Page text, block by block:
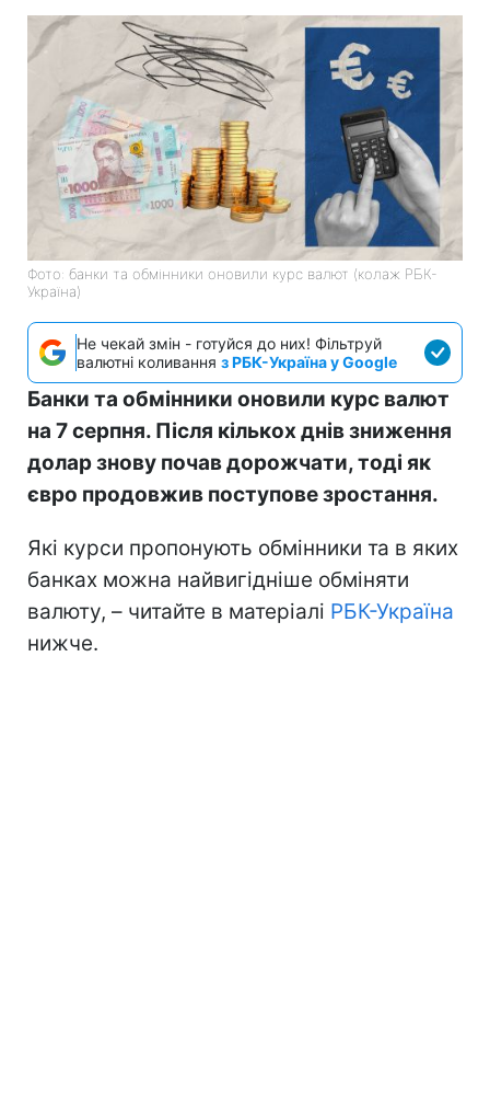
Фото: банки та обмінники оновили курс валют (колаж РБК-
Україна)
Не чекай змін - готуйся до них! Фільтруй
валютні коливання з РБК-Україна у Google
Банки та обмінники оновили курс валют
на 7 серпня. Після кількох днів зниження
долар знову почав дорожчати, тоді як
євро продовжив поступове зростання.
Які курси пропонують обмінники та в яких
банках можна найвигідніше обміняти
валюту, – читайте в матеріалі РБК-Україна
нижче.